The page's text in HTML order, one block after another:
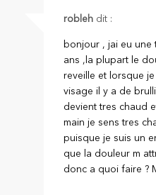
robleh dit :
bonjour , jai eu une
ans ,la plupart le
reveille et lorsque
visage il y a de
devient tres chaud
main je sens tres
puisque je suis un
que la douleur m
donc a quoi faire ?